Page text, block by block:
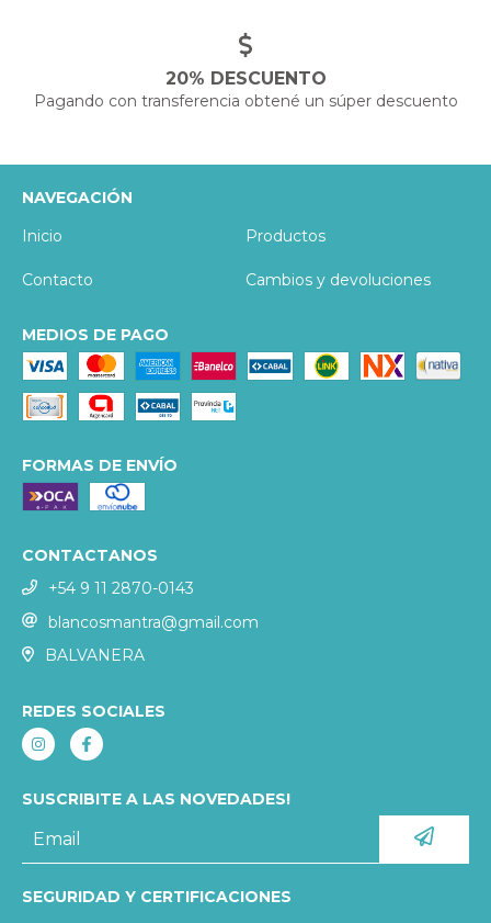
20% DESCUENTO
Pagando con transferencia obtené un súper descuento
NAVEGACIÓN
Inicio
Productos
Contacto Cambios y devoluciones
MEDIOS DE PAGO
FORMAS DE ENVÍO
CONTACTANOS
+54 9 11 2870-0143
blancosmantra@gmail.com
BALVANERA
REDES SOCIALES
SUSCRIBITE A LAS NOVEDADES!
SEGURIDAD Y CERTIFICACIONES